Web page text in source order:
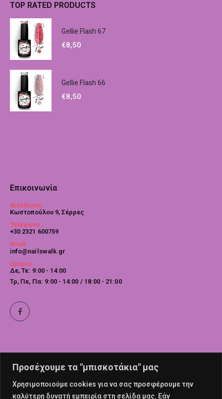
Προσέχουμε τα "μπισκοτάκια" μας
Χρησιμοποιούμε cookies για να σας προσφέρουμε την
καλύτερη δυνατή εμπειρία στη σελίδα μας. Εάν
TOP RATED PRODUCTS
Gellie Flash 67
€8,50
Gellie Flash 66
€8,50
Επικοινωνία
Διεύθυνση:
Κωστοπούλου 9, Σέρρες
Τηλέφωνο:
+30 2321 600759
email:
info@nailswalk.gr
Ωράριο:
Δε, Τε: 9:00 - 14:00
Τρ, Πε, Πα: 9:00 - 14:00 / 18:00 - 21:00